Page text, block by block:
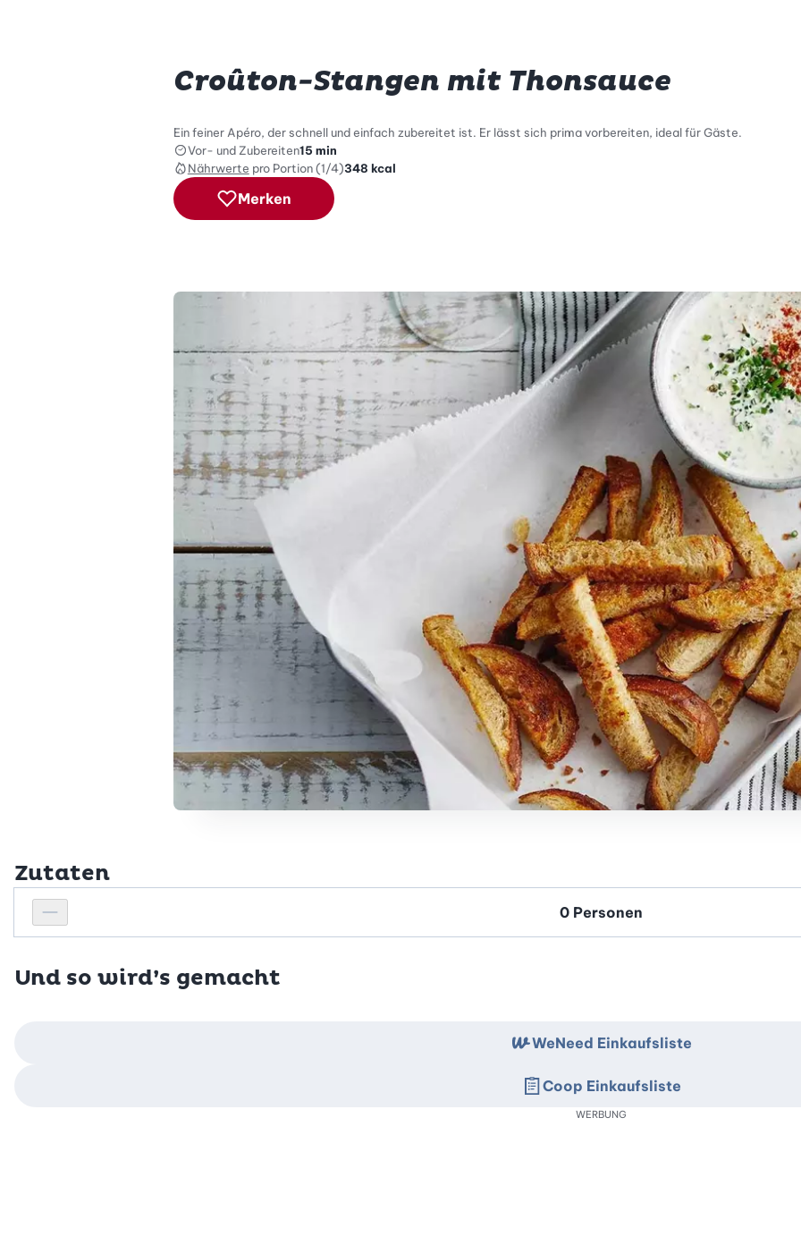
Croûton-Stangen mit Thonsauce
Ein feiner Apéro, der schnell und einfach zubereitet ist. Er lässt sich prima vorbereiten, ideal für Gäste.
Vor- und Zubereiten15 min
Nährwerte pro Portion (1/4)348 kcal
Merken
Zutaten
Personenanzahl verringern
Personenanzahl
Und so wird’s gemacht
WeNeed Einkaufsliste
Coop Einkaufsliste
WERBUNG